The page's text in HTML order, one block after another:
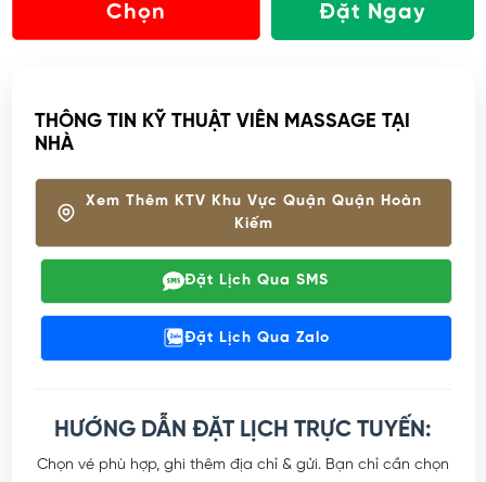
Chọn Đặt Ngay
THÔNG TIN KỸ THUẬT VIÊN MASSAGE TẠI
NHÀ
Xem Thêm KTV Khu Vực Quận Quận Hoàn
Kiếm
Đặt Lịch Qua SMS
Đặt Lịch Qua Zalo
HƯỚNG DẪN ĐẶT LỊCH TRỰC TUYẾN:
Chọn vé phù hợp, ghi thêm địa chỉ & gửi. Bạn chỉ cần chọn